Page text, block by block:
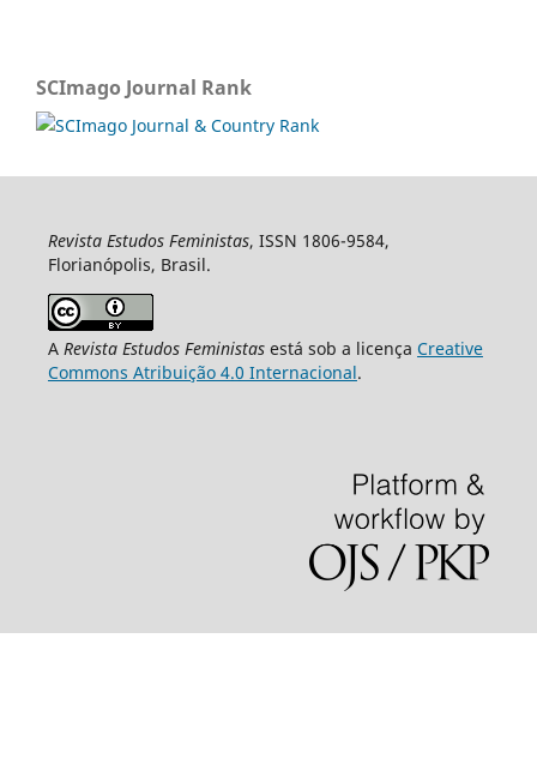
SCImago Journal Rank
Revista Estudos Feministas, ISSN 1806-9584,
Florianópolis, Brasil.
A Revista Estudos Feministasestá sob a licença Creative
Commons Atribuição 4.0 Internacional.